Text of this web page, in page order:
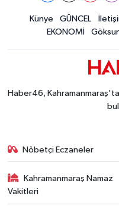
Künye GÜNCEL
EKONOMİ
Haber46,
Nöbetçi Eczaneler
Kahramanmaraş Namaz
Vakitleri